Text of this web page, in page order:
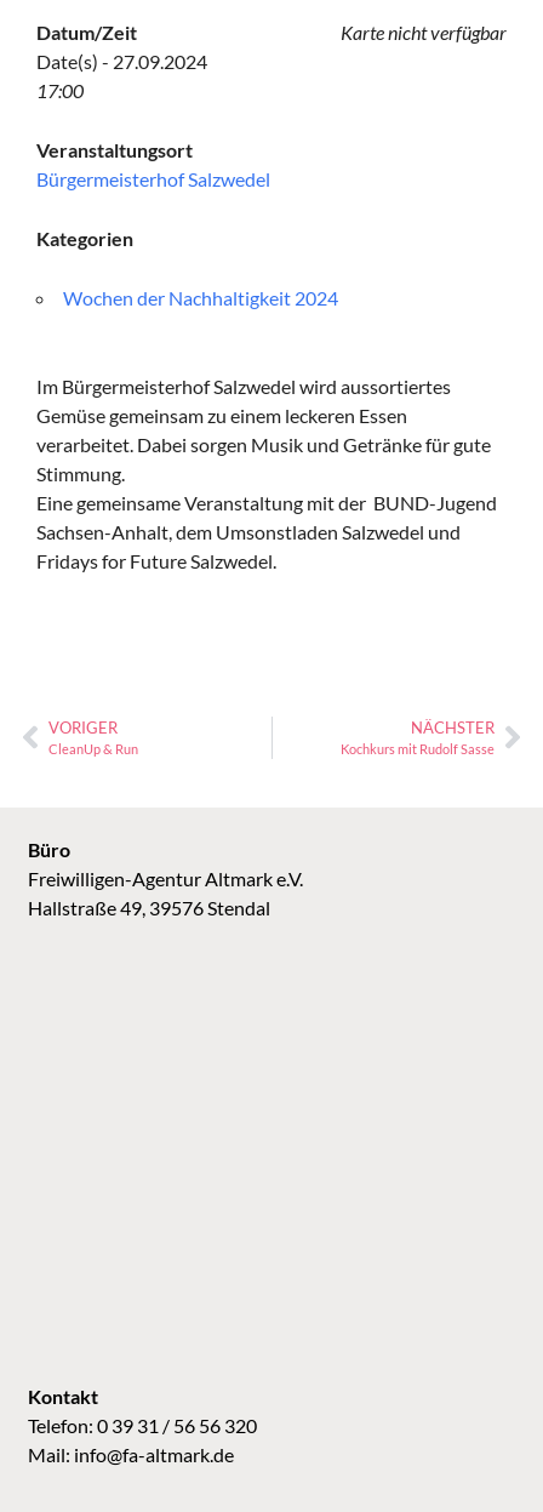
Karte nicht verfügbar
Datum/Zeit
Date(s) - 27.09.2024
17:00
Veranstaltungsort
Bürgermeisterhof Salzwedel
Kategorien
Wochen der Nachhaltigkeit 2024
Im Bürgermeisterhof Salzwedel wird aussortiertes
Gemüse gemeinsam zu einem leckeren Essen
verarbeitet. Dabei sorgen Musik und Getränke für gute
Stimmung.
Eine gemeinsame Veranstaltung mit der BUND-Jugend
Sachsen-Anhalt, dem Umsonstladen Salzwedel und
Fridays for Future Salzwedel.
VORIGER
CleanUp & Run
NÄCHSTER
Kochkurs mit Rudolf Sasse
Kontakt
Telefon: 0 39 31 / 56 56 320
Mail: info@fa-altmark.de
Büro
Freiwilligen-Agentur Altmark e.V.
Hallstraße 49, 39576 Stendal